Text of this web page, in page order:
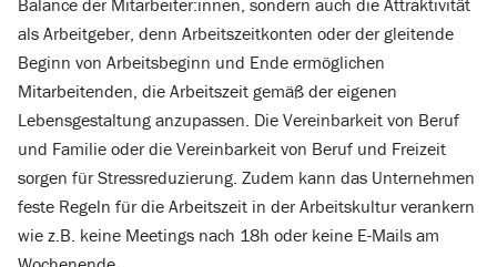
als Arbeitgeber, denn Arbeitszeitkonten oder der gleitende
Beginn von Arbeitsbeginn und Ende ermöglichen
Mitarbeitenden, die Arbeitszeit gemäß der eigenen
Lebensgestaltung anzupassen. Die Vereinbarkeit von Beruf
und Familie oder die Vereinbarkeit von Beruf und Freizeit
sorgen für Stressreduzierung. Zudem kann das Unternehmen
feste Regeln für die Arbeitszeit in der Arbeitskultur verankern
wie z.B. keine Meetings nach 18h oder keine E-Mails am